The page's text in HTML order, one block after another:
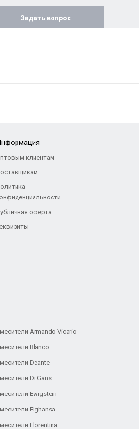
Задать вопрос
клиентам
оферта
Armando Vicario
Blanco
Deante
Dr.Gans
Ewigstein
Elghansa
Florentina